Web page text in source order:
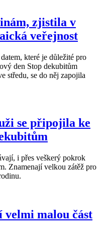
zjistila v
veřejnost
které je důležité pro
den Stop dekubitům
středu, se do něj zapojila
se připojila ke
i přes veškerý pokrok
Znamenají velkou zátěž pro
malou část